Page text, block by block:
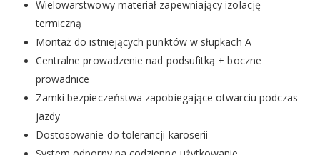
Wielowarstwowy materiał zapewniający izolację
termiczną
Montaż do istniejących punktów w słupkach A
Centralne prowadzenie nad podsufitką + boczne
prowadnice
Zamki bezpieczeństwa zapobiegające otwarciu podczas
jazdy
Dostosowanie do tolerancji karoserii